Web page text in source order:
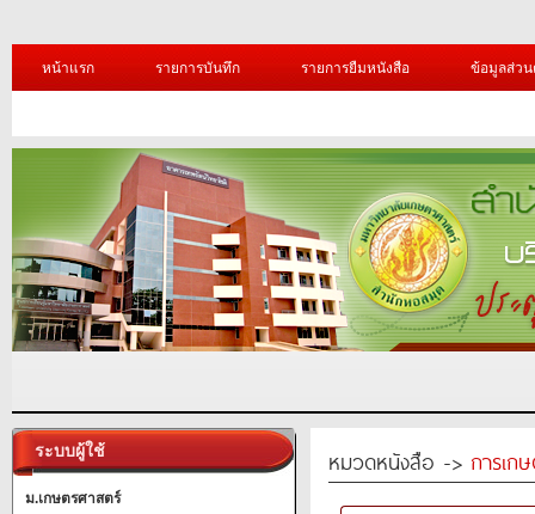
หน้าแรก รายการบันทึก รายการยืมหนังสือ ข้อมูลส่ว
ระบบผู้ใช้
ม.เกษตรศาสตร์
หมวดหนังสือ -> การเก